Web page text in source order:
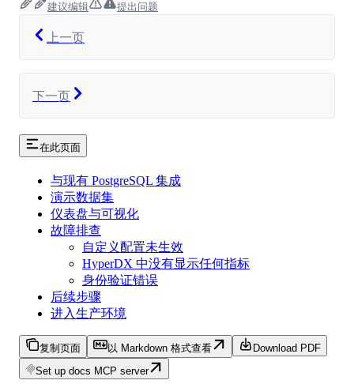
建议编辑 提出问题
上一页
下一页
在此页面
与现有 PostgreSQL 集成
演示数据集
仪表盘与可视化
故障排查
自定义配置未生效
HyperDX 中没有显示任何指标
身份验证错误
后续步骤
进入生产环境
复制页面 以 Markdown 格式查看
Download PDF
Set up docs MCP server